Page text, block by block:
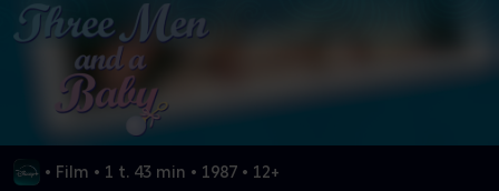
• Film • 1 t. 43 min • 1987 • 12+